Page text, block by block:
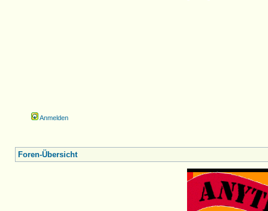
Anmelden
Foren-Übersicht